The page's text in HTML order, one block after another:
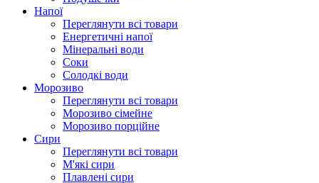
Напої
Переглянути всі товари
Енергетичні напої
Мінеральні води
Соки
Солодкі води
Морозиво
Переглянути всі товари
Морозиво сімейне
Морозиво порційне
Сири
Переглянути всі товари
М'які сири
Плавлені сири